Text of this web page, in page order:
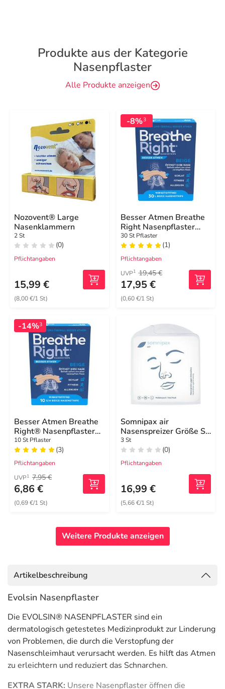
Produkte aus der Kategorie
Nasenpflaster
Alle Produkte anzeigen
Nozovent® Large
Nasenklammern
2 St
(0)
Pflichtangaben
15,99 €
(8,00 €/1 St)
-8%3
Besser Atmen Breathe
Right Nasenpflaster
groß beige
30 St Pflaster
(1)
Pflichtangaben
UVP1 19,45 €
17,95 €
(0,60 €/1 St)
-14%3
Besser Atmen Breathe
Right® Nasenpflaster
normal beige
10 St Pflaster
(3)
Pflichtangaben
UVP1 7,95 €
6,86 €
(0,69 €/1 St)
Somnipax air
Nasenspreizer Größe S /
M / L
3 St
(0)
Pflichtangaben
16,99 €
(5,66 €/1 St)
Weitere Produkte anzeigen
Artikelbeschreibung
Evolsin Nasenpflaster
Die EVOLSIN® NASENPFLASTER sind ein
dermatologisch getestetes Medizinprodukt zur Linderung
von Problemen, die durch die Verstopfung der
Nasenschleimhaut verursacht werden. Es hilft das Atmen
zu erleichtern und reduziert das Schnarchen.
EXTRA STARK: Unsere Nasenpflaster öffnen die